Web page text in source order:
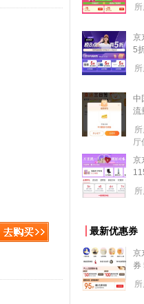
所
京
5
所
中
流
所
厅
京
所
最新优惠券
京
券
所